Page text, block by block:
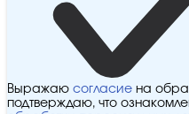
Выражаю согласие на
подтверждаю, что